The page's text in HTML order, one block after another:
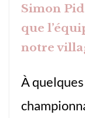
Simon
que
notre
À